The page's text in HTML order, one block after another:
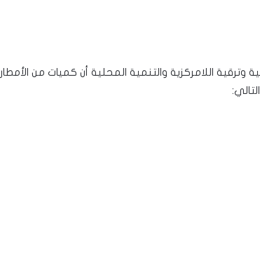
وترقية اللامركزية والتنمية المحلية أن كميات من الأمطار